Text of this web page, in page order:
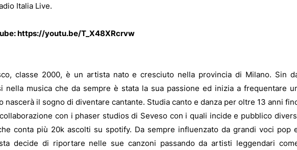
Italia Live.
https://youtu.be/T_X48XRcrvw
classe 2000, è un artista nato e cresciuto nella provincia di Milano. Sin
nella musica che da sempre è stata la sua passione ed inizia a frequentare
nascerà il sogno di diventare cantante. Studia canto e danza per oltre 13 anni
con i phaser studios di Seveso con i quali incide e pubblico
conta più 20k ascolti su spotify. Da sempre influenzato da grandi voci pop
decide di riportare nelle sue canzoni passando da artisti leggendari